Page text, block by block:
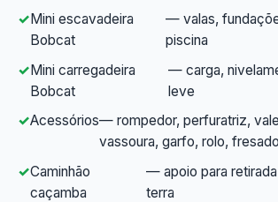
Mini escavadeira
Bobcat
— valas,
piscina
Mini carregadeira
Bobcat
— carga,
leve
Acessórios— rompedor, perfuratriz,
vassoura, garfo, rolo,
Caminhão
caçamba
— apoio para
terra